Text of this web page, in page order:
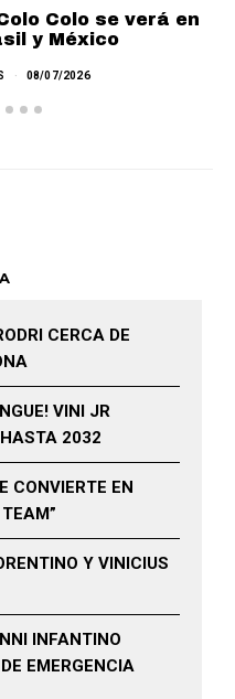
Colo se verá en
y México
08/07/2026
CERCA DE
VINI JR
2032
CONVIERTE EN
Y VINICIUS
INFANTINO
EMERGENCIA